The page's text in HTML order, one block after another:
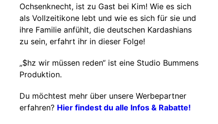
Ochsenknecht, ist zu Gast bei Kim! Wie es sich
als Vollzeitikone lebt und wie es sich für sie und
ihre Familie anfühlt, die deutschen Kardashians
zu sein, erfahrt ihr in dieser Folge!
„$hz wir müssen reden“ ist eine Studio Bummens
Produktion.
Du möchtest mehr über unsere Werbepartner
erfahren? Hier findest du alle Infos & Rabatte!